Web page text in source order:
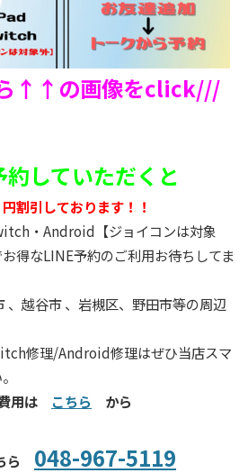
↑↑の画像をclick///
していただくと
割引しております！！
・Android【ジョイコンは対象
得なLINE予約のご利用お待ちしてま
、越谷市 、岩槻区、野田市等の周辺
修理/Android修理はぜひ当店スマ
用は こちら から
ら 048-967-5119